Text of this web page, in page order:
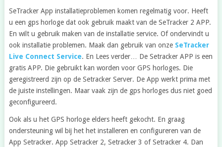
SeTracker App installatieproblemen komen regelmatig voor. Heeft
u een gps horloge dat ook gebruik maakt van de SeTracker 2 APP.
En wilt u gebruik maken van de installatie service. Of ondervindt u
ook installatie problemen. Maak dan gebruik van onze SeTracker
Live Connect Service. En Lees verder… De Setracker APP is een
gratis APP. Die gebruikt kan worden voor GPS horloges. Die
geregistreerd zijn op de Setracker Server. De App werkt prima met
de juiste instellingen. Maar vaak zijn de gps horloges dus niet goed
geconfigureerd.
Ook als u het GPS horloge elders heeft gekocht. En graag
ondersteuning wil bij het het installeren en configureren van de
App Setracker. App Setracker 2, Setracker 3 of Setracker 4. Dan